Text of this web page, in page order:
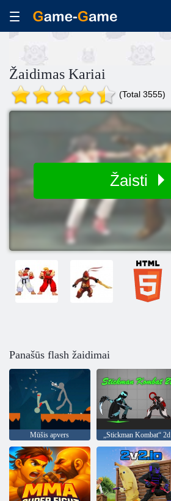
Žaidimas Kariai
(Total 3555)
Žaisti
Panašūs flash žaidimai
Mūšis apvers „Stickman Kombat“ 2d